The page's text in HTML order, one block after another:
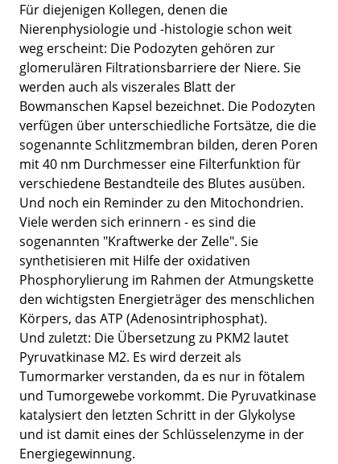
Für diejenigen Kollegen, denen die
Nierenphysiologie und -histologie schon weit
weg erscheint: Die Podozyten gehören zur
glomerulären Filtrationsbarriere der Niere. Sie
werden auch als viszerales Blatt der
Bowmanschen Kapsel bezeichnet. Die Podozyten
verfügen über unterschiedliche Fortsätze, die die
sogenannte Schlitzmembran bilden, deren Poren
mit 40 nm Durchmesser eine Filterfunktion für
verschiedene Bestandteile des Blutes ausüben.
Und noch ein Reminder zu den Mitochondrien.
Viele werden sich erinnern - es sind die
sogenannten "Kraftwerke der Zelle". Sie
synthetisieren mit Hilfe der oxidativen
Phosphorylierung im Rahmen der Atmungskette
den wichtigsten Energieträger des menschlichen
Körpers, das ATP (Adenosintriphosphat).
Und zuletzt: Die Übersetzung zu PKM2 lautet
Pyruvatkinase M2. Es wird derzeit als
Tumormarker verstanden, da es nur in fötalem
und Tumorgewebe vorkommt. Die Pyruvatkinase
katalysiert den letzten Schritt in der Glykolyse
und ist damit eines der Schlüsselenzyme in der
Energiegewinnung.